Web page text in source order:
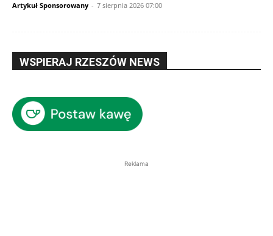
Artykuł Sponsorowany - 7 sierpnia 2026 07:00
WSPIERAJ RZESZÓW NEWS
Reklama